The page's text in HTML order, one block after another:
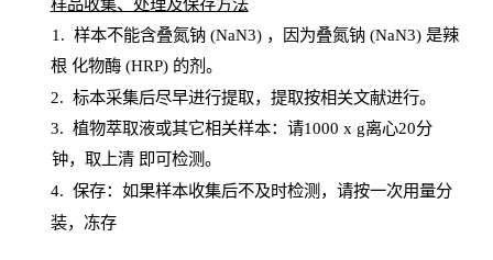
样品收集、处理及保存方法
1 . 样本不能含叠氮钠(NaN3) ，因为叠氮钠 (NaN3) 是辣
根 化物酶(HRP) 的剂。
2. 标本采集后尽早进行提取，提取按相关文献进行。
3. 植物萃取液或其它相关样本：请1000 x g离心20分
钟，取上清 即可检测。
4. 保存：如果样本收集后不及时检测，请按一次用量分
装，冻存